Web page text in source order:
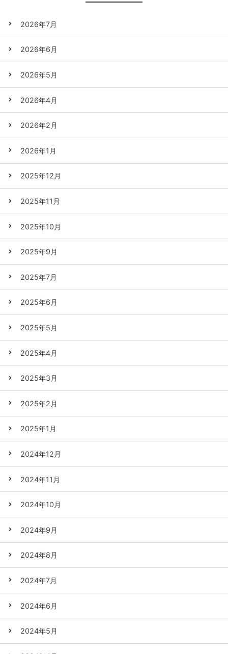
2026年7月
2026年6月
2026年5月
2026年4月
2026年2月
2026年1月
2025年12月
2025年11月
2025年10月
2025年9月
2025年7月
2025年6月
2025年5月
2025年4月
2025年3月
2025年2月
2025年1月
2024年12月
2024年11月
2024年10月
2024年9月
2024年8月
2024年7月
2024年6月
2024年5月